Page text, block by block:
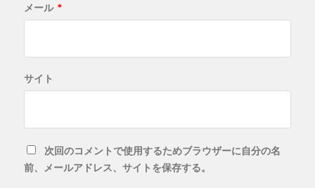
メール *
サイト
次回のコメントで使用するためブラウザーに自分の名
前、メールアドレス、サイトを保存する。